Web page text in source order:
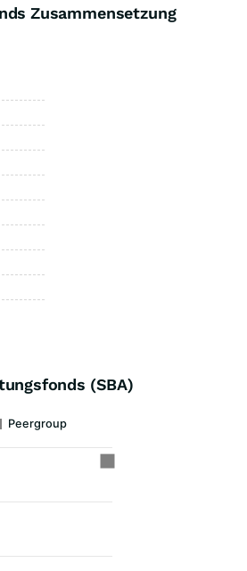
Zusammensetzung
(SBA)
Peergroup